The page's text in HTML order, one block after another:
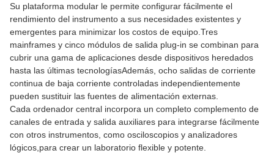
Su plataforma modular le permite configurar fácilmente el
rendimiento del instrumento a sus necesidades existentes y
emergentes para minimizar los costos de equipo.Tres
mainframes y cinco módulos de salida plug-in se combinan para
cubrir una gama de aplicaciones desde dispositivos heredados
hasta las últimas tecnologíasAdemás, ocho salidas de corriente
continua de baja corriente controladas independientemente
pueden sustituir las fuentes de alimentación externas.
Cada ordenador central incorpora un completo complemento de
canales de entrada y salida auxiliares para integrarse fácilmente
con otros instrumentos, como osciloscopios y analizadores
lógicos,para crear un laboratorio flexible y potente.